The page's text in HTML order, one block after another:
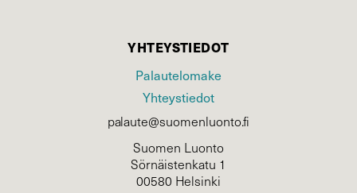
YHTEYSTIEDOT
Palautelomake
Yhteystiedot
palaute@suomenluonto.fi
Suomen Luonto
Sörnäistenkatu 1
00580 Helsinki